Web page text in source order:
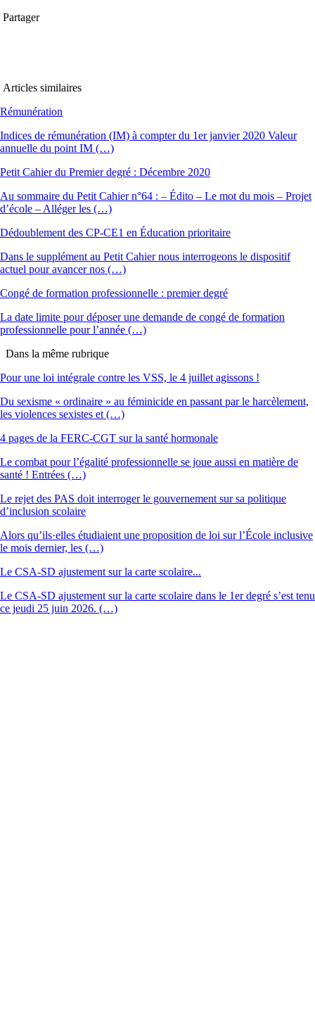
Partager
Articles similaires
Rémunération
Indices de rémunération (IM) à compter du 1er janvier 2020 Valeur
annuelle du point IM (…)
Petit Cahier du Premier degré : Décembre 2020
Au sommaire du Petit Cahier n°64 : – Édito – Le mot du mois – Projet
d’école – Alléger les (…)
Dédoublement des CP-CE1 en Éducation prioritaire
Dans le supplément au Petit Cahier nous interrogeons le dispositif
actuel pour avancer nos (…)
Congé de formation professionnelle : premier degré
La date limite pour déposer une demande de congé de formation
professionnelle pour l’année (…)
Dans la même rubrique
Pour une loi intégrale contre les VSS, le 4 juillet agissons !
Du sexisme « ordinaire » au féminicide en passant par le harcèlement,
les violences sexistes et (…)
4 pages de la FERC-CGT sur la santé hormonale
Le combat pour l’égalité professionnelle se joue aussi en matière de
santé ! Entrées (…)
Le rejet des PAS doit interroger le gouvernement sur sa politique
d’inclusion scolaire
Alors qu’ils·elles étudiaient une proposition de loi sur l’École inclusive
le mois dernier, les (…)
Le CSA-SD ajustement sur la carte scolaire...
Le CSA-SD ajustement sur la carte scolaire dans le 1er degré s’est tenu
ce jeudi 25 juin 2026. (…)